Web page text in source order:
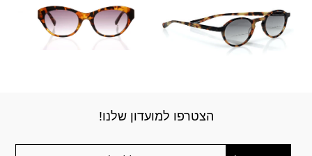
הצטרפו למועדון שלנו!